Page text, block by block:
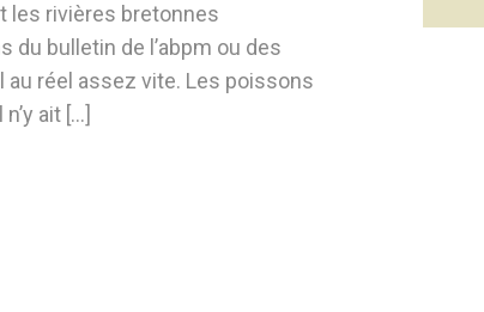
les rivières bretonnes
du bulletin de l’abpm ou des
au réel assez vite. Les poissons
ait […]